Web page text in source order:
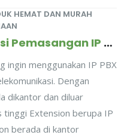
HEMAT DAN MURAH
Design Solusi Pemasangan IP PBX Untuk Perusahaan Dengan Mobilitas Karyawan Tinggi
ingin menggunakan IP PBX
Dengan
dikantor dan diluar
Extension berupa IP
berada di kantor